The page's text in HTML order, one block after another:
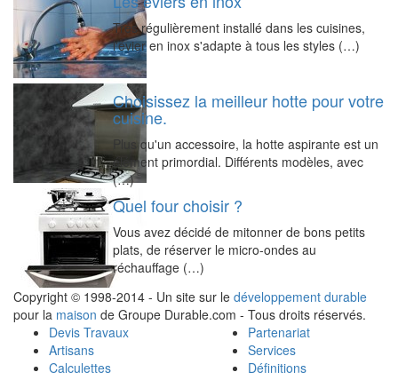
Très régulièrement installé dans les cuisines,
l'évier en inox s'adapte à tous les styles (…)
Choisissez la meilleur hotte pour votre
cuisine.
Plus qu'un accessoire, la hotte aspirante est un
élément primordial. Différents modèles, avec
(…)
Quel four choisir ?
Vous avez décidé de mitonner de bons petits
plats, de réserver le micro-ondes au
réchauffage (…)
Copyright © 1998-2014 - Un site sur le développement durable
pour la maison de Groupe Durable.com - Tous droits réservés.
Devis Travaux
Artisans
Calculettes
Partenariat
Services
Définitions